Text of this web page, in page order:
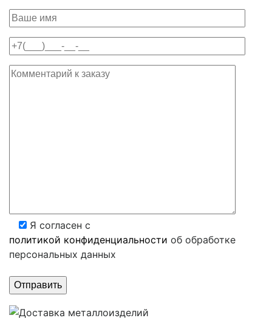
Я согласен с
политикой конфиденциальности об обработке
персональных данных